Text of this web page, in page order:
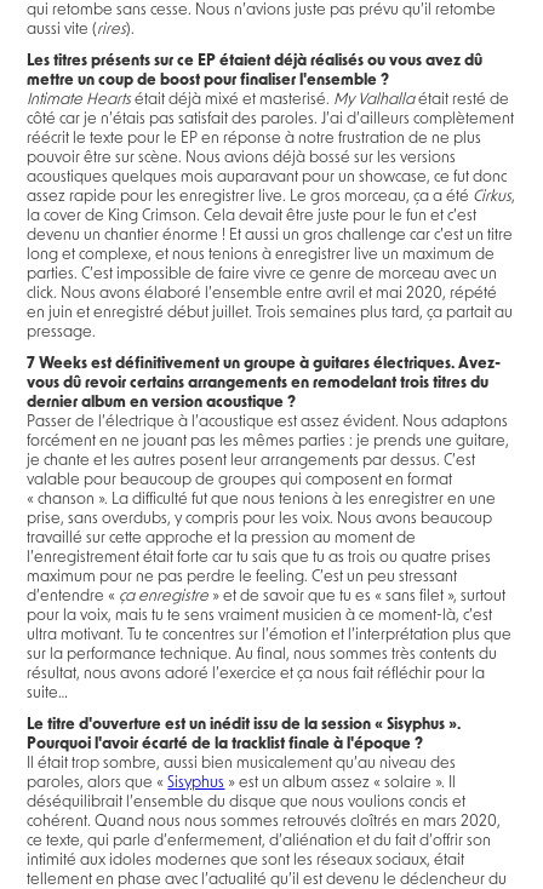
qui retombe sans cesse. Nous n’avions juste pas prévu qu’il retombe
aussi vite (rires).
Les titres présents sur ce EP étaient déjà réalisés ou vous avez dû
mettre un coup de boost pour finaliser l'ensemble ?
Intimate Heartsétait déjà mixé et masterisé. My Valhallaétait resté de
côté car je n’étais pas satisfait des paroles. J’ai d’ailleurs complètement
réécrit le texte pour le EP en réponse à notre frustration de ne plus
pouvoir être sur scène. Nous avions déjà bossé sur les versions
acoustiques quelques mois auparavant pour un showcase, ce fut donc
assez rapide pour les enregistrer live. Le gros morceau, ça a été Cirkus,
la cover de King Crimson. Cela devait être juste pour le fun et c’est
devenu un chantier énorme ! Et aussi un gros challenge car c’est un titre
long et complexe, et nous tenions à enregistrer live un maximum de
parties. C’est impossible de faire vivre ce genre de morceau avec un
click. Nous avons élaboré l’ensemble entre avril et mai 2020, répété
en juin et enregistré début juillet. Trois semaines plus tard, ça partait au
pressage.
7 Weeks est définitivement un groupe à guitares électriques. Avez-
vous dû revoir certains arrangements en remodelant trois titres du
dernier album en version acoustique ?
Passer de l’électrique à l’acoustique est assez évident. Nous adaptons
forcément en ne jouant pas les mêmes parties : je prends une guitare,
je chante et les autres posent leur arrangements par dessus. C’est
valable pour beaucoup de groupes qui composent en format
« chanson ». La difficulté fut que nous tenions à les enregistrer en une
prise, sans overdubs, y compris pour les voix. Nous avons beaucoup
travaillé sur cette approche et la pression au moment de
l’enregistrement était forte car tu sais que tu as trois ou quatre prises
maximum pour ne pas perdre le feeling. C’est un peu stressant
d’entendre « ça enregistre » et de savoir que tu es « sans filet », surtout
pour la voix, mais tu te sens vraiment musicien à ce moment-là, c’est
ultra motivant. Tu te concentres sur l’émotion et l’interprétation plus que
sur la performance technique. Au final, nous sommes très contents du
résultat, nous avons adoré l’exercice et ça nous fait réfléchir pour la
suite…
Le titre d'ouverture est un inédit issu de la session « Sisyphus ».
Pourquoi l'avoir écarté de la tracklist finale à l'époque ?
Il était trop sombre, aussi bien musicalement qu’au niveau des
paroles, alors que «Sisyphus » est un album assez « solaire ». Il
déséquilibrait l’ensemble du disque que nous voulions concis et
cohérent. Quand nous nous sommes retrouvés cloîtrés en mars 2020,
ce texte, qui parle d’enfermement, d’aliénation et du fait d’offrir son
intimité aux idoles modernes que sont les réseaux sociaux, était
tellement en phase avec l’actualité qu’il est devenu le déclencheur du